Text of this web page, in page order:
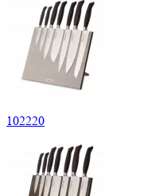
102220